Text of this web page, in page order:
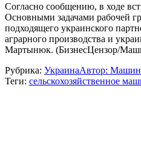
Согласно сообщению, в ходе
Основными задачами рабочей
подходящего украинского
аграрного производства и
Мартынюк. (БизнесЦензор/
Рубрика: УкраинаАвтор:
Теги: сельскохозяйственное